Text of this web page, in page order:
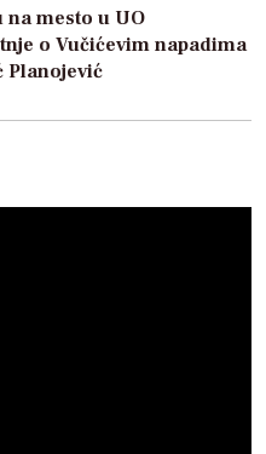
mesto u UO
o Vučićevim napadima
Planojević